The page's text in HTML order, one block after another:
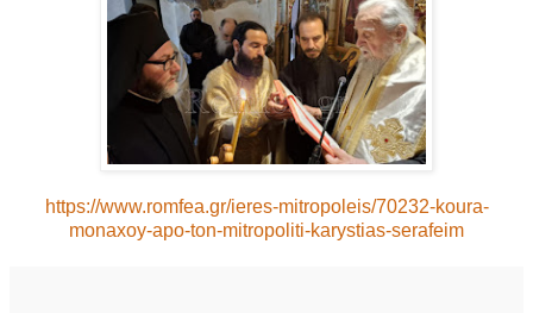
https://www.romfea.gr/ieres-mitropoleis/70232-koura-
monaxoy-apo-ton-mitropoliti-karystias-serafeim